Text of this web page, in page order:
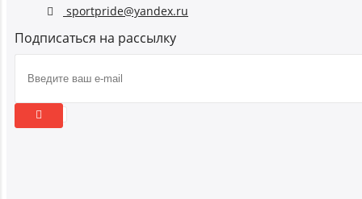
sportpride@yandex.ru
Подписаться на рассылку